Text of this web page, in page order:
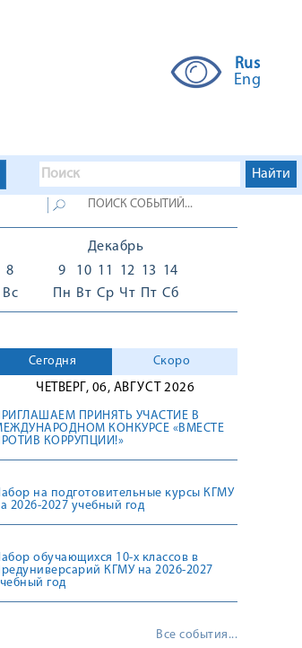
Rus
Eng
8
Вс
Декабрь
9
Пн
10
Вт
11
Ср
12
Чт
13
Пт
14
Сб
Сегодня
Скоро
ЧЕТВЕРГ, 06, АВГУСТ 2026
ПРИНЯТЬ УЧАСТИЕ В
КОНКУРСЕ «ВМЕСТЕ
КОРРУПЦИИ!»
на подготовительные курсы КГМУ
2026-2027 учебный год
обучающихся 10-х классов в
КГМУ на 2026-2027
год
Все события...